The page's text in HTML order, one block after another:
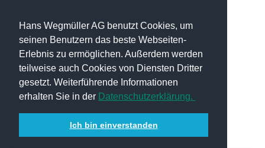
Hans Wegmüller AG benutzt Cookies, um
seinen Benutzern das beste Webseiten-
Erlebnis zu ermöglichen. Außerdem werden
teilweise auch Cookies von Diensten Dritter
gesetzt. Weiterführende Informationen
erhalten Sie in der Datenschutzerklärung.
Ich bin einverstanden